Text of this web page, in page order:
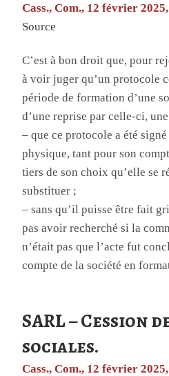
Cass., Com., 12 février
Source
C’est à bon droit que, pour
à voir juger qu’un protocole
période de formation d’une
d’une reprise par celle-ci,
– que ce protocole a été
physique, tant pour son
tiers de son choix qu’elle se
substituer ;
– sans qu’il puisse être fait
pas avoir recherché si la
n’était pas que l’acte fut
compte de la société en
SARL – Cession
sociales.
Cass., Com., 12 février